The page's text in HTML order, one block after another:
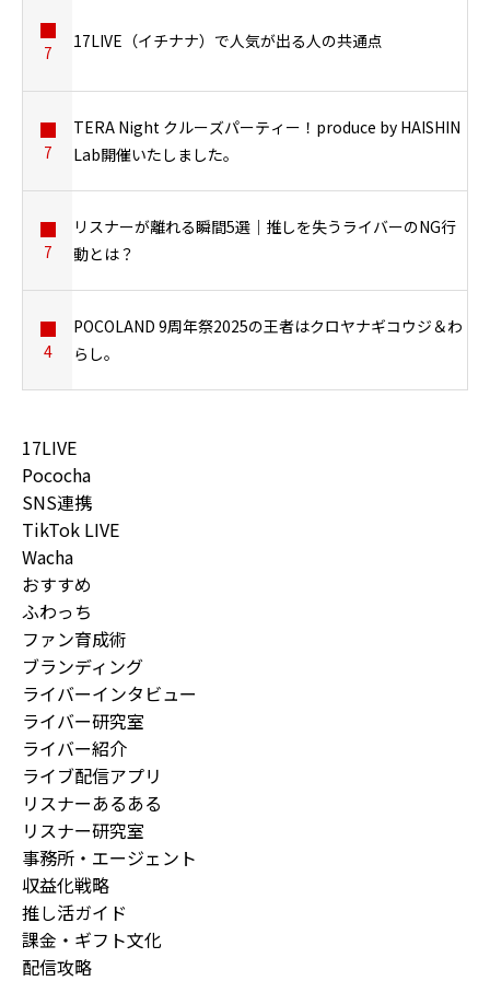
7
17LIVE（イチナナ）で人気が出る人の共通点
7
TERA Night クルーズパーティー！produce by HAISHIN
Lab開催いたしました。
7
リスナーが離れる瞬間5選｜推しを失うライバーのNG行
動とは？
4
POCOLAND 9周年祭2025の王者はクロヤナギコウジ＆わ
らし。
17LIVE
Pococha
SNS連携
TikTok LIVE
Wacha
おすすめ
ふわっち
ファン育成術
ブランディング
ライバーインタビュー
ライバー研究室
ライバー紹介
ライブ配信アプリ
リスナーあるある
リスナー研究室
事務所・エージェント
収益化戦略
推し活ガイド
課金・ギフト文化
配信攻略